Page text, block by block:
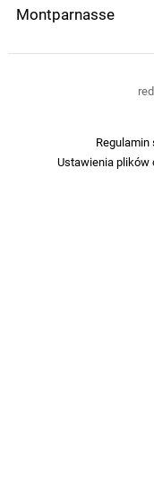
Montparnasse
Regulamin
Ustawienia plików